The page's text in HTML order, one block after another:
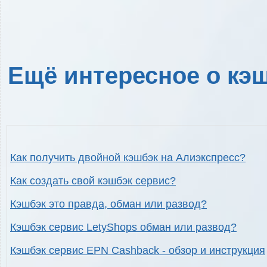
Ещё интересное о
Как получить двойной кэшбэк на Алиэкспресс?
Как создать свой кэшбэк сервис?
Кэшбэк это правда, обман или развод?
Кэшбэк сервис LetyShops обман или развод?
Кэшбэк сервис EPN Cashback - обзор и инструкция